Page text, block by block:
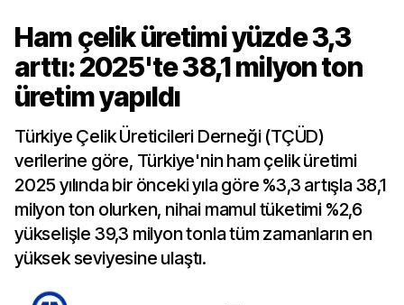
Ham çelik üretimi yüzde 3,3
arttı: 2025'te 38,1 milyon ton
üretim yapıldı
Türkiye Çelik Üreticileri Derneği (TÇÜD)
verilerine göre, Türkiye'nin ham çelik üretimi
2025 yılında bir önceki yıla göre %3,3 artışla 38,1
milyon ton olurken, nihai mamul tüketimi %2,6
yükselişle 39,3 milyon tonla tüm zamanların en
yüksek seviyesine ulaştı.